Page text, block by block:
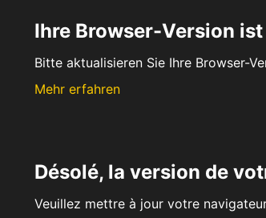
Ihre Browser-Version
Bitte aktualisieren Sie Ihre Browser-
Mehr erfahren
Désolé, la version de
Veuillez mettre à jour votre